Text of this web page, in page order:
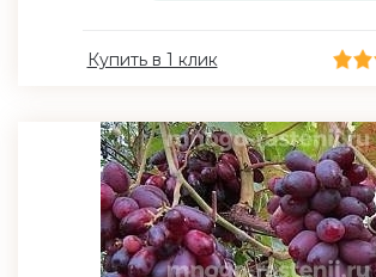
Купить в 1 клик